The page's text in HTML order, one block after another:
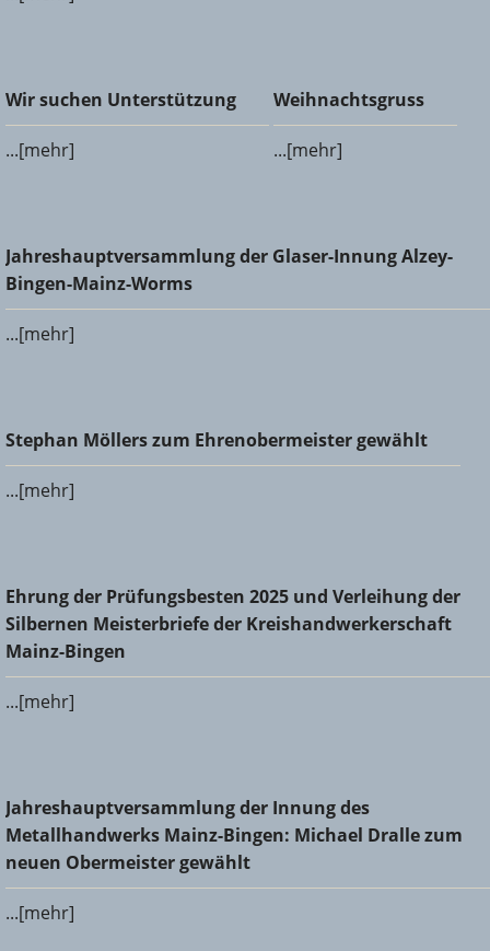
Wir suchen Unterstützung
Wir suchen Unterstützung
...[mehr]
Weihnachtsgruss
Weihnachtsgruss
...[mehr]
Jahreshauptversammlung der Glaser-Innung Alzey-Bingen-
Mainz-Worms
Jahreshauptversammlung der Glaser-Innung Alzey-
Bingen-Mainz-Worms
...[mehr]
Stephan Möllers zum Ehrenobermeister gewählt
Stephan Möllers zum Ehrenobermeister gewählt
...[mehr]
Ehrung der Prüfungsbesten 2025 und Verleihung der
Silbernen Meisterbriefe der Kreishandwerkerschaft Mainz-
Bingen
Ehrung der Prüfungsbesten 2025 und Verleihung der
Silbernen Meisterbriefe der Kreishandwerkerschaft
Mainz-Bingen
...[mehr]
Jahreshauptversammlung der Innung des
Metallhandwerks Mainz-Bingen: Michael Dralle zum neuen
Obermeister gewählt
Jahreshauptversammlung der Innung des
Metallhandwerks Mainz-Bingen: Michael Dralle zum
neuen Obermeister gewählt
...[mehr]